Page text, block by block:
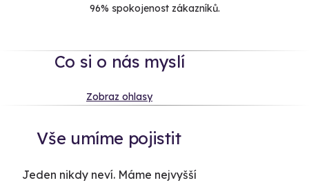
96% spokojenost zákazníků.
Co si o nás myslí
Zobraz ohlasy
Vše umíme pojistit
Jeden nikdy neví. Máme nejvyšší